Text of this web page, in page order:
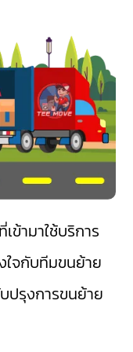
ามาใช้บริการ
ใจกับทีมขนย้าย
ปรุงการขนย้าย